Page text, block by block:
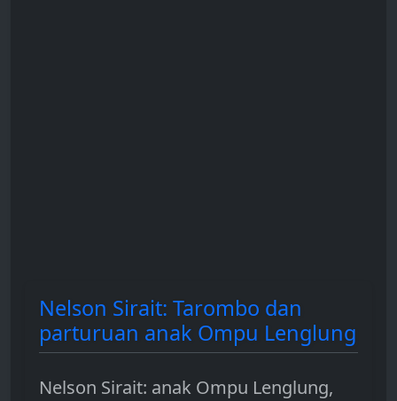
Nelson Sirait: Tarombo dan
parturuan anak Ompu Lenglung
Nelson Sirait: anak Ompu Lenglung,